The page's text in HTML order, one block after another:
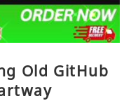
Old GitHub